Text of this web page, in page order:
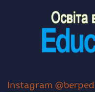
Instagram